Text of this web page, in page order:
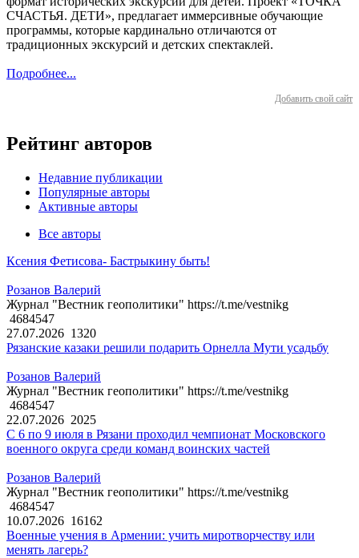
СЧАСТЬЯ. ДЕТИ», предлагает иммерсивные обучающие
программы, которые кардинально отличаются от
традиционных экскурсий и детских спектаклей.
Подробнее...
Добавить свой сайт
Рейтинг авторов
Недавние публикации
Популярные авторы
Активные авторы
Все авторы
Ксения Фетисова- Бастрыкину быть!
Розанов Валерий
Журнал "Вестник геополитики" https://t.me/vestnikg
4684547
27.07.2026 1320
Рязанские казаки решили подарить Орнелла Мути усадьбу
Розанов Валерий
Журнал "Вестник геополитики" https://t.me/vestnikg
4684547
22.07.2026 2025
С 6 по 9 июля в Рязани проходил чемпионат Московского
военного округа среди команд воинских частей
Розанов Валерий
Журнал "Вестник геополитики" https://t.me/vestnikg
4684547
10.07.2026 16162
Военные учения в Армении: учить миротворчеству или
менять лагерь?